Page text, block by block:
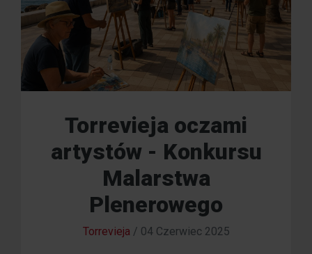
Torrevieja oczami
artystów - Konkursu
Malarstwa
Plenerowego
Torrevieja / 04 Czerwiec 2025